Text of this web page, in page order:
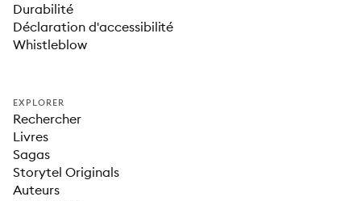
Durabilité
Déclaration d'accessibilité
Whistleblow
EXPLORER
Rechercher
Livres
Sagas
Storytel Originals
Auteurs